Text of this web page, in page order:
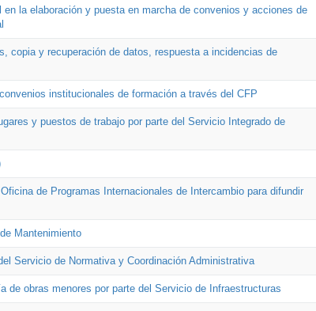
la elaboración y puesta en marcha de convenios y acciones de
copia y recuperación de datos, respuesta a incidencias de
institucionales de formación a través del CFP
y puestos de trabajo por parte del Servicio Integrado de
de Programas Internacionales de Intercambio para difundir
Mantenimiento
Servicio de Normativa y Coordinación Administrativa
de obras menores por parte del Servicio de Infraestructuras